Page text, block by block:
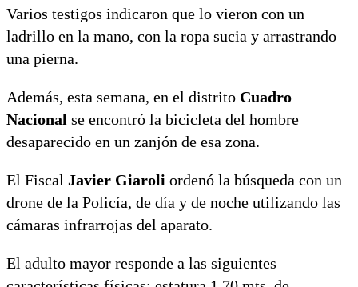
Varios testigos indicaron que lo vieron con un
ladrillo en la mano, con la ropa sucia y arrastrando
una pierna.
Además, esta semana, en el distrito Cuadro
Nacional se encontró la bicicleta del hombre
desaparecido en un zanjón de esa zona.
El Fiscal Javier Giaroli ordenó la búsqueda con un
drone de la Policía, de día y de noche utilizando las
cámaras infrarrojas del aparato.
El adulto mayor responde a las siguientes